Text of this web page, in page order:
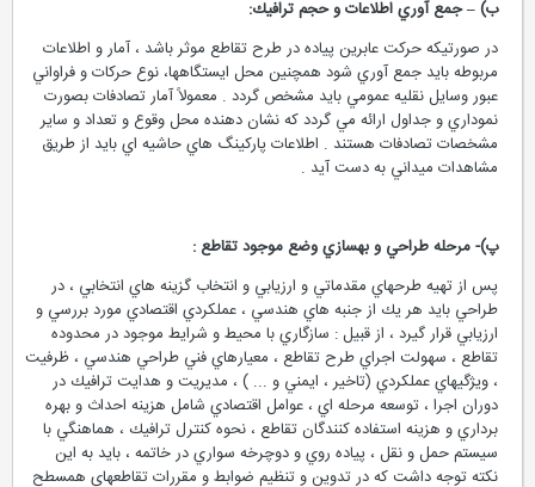
ب) – جمع آوري اطلاعات و حجم ترافيك:
در صورتيكه حركت عابرين پياده در طرح تقاطع موثر باشد ، آمار و اطلاعات
مربوطه بايد جمع آوري شود همچنين محل ايستگاهها، نوع حركات و فراواني
عبور وسايل نقليه عمومي بايد مشخص گردد . معمولاً آمار تصادفات بصورت
نموداري و جداول ارائه مي گردد كه نشان دهنده محل وقوع و تعداد و ساير
مشخصات تصادفات هستند . اطلاعات پاركينگ هاي حاشيه اي بايد از طريق
مشاهدات ميداني به دست آيد .
پ)- مرحله طراحي و بهسازي وضع موجود تقاطع :
پس از تهيه طرحهاي مقدماتي و ارزيابي و انتخاب گزينه هاي انتخابي ، در
طراحي بايد هر يك از جنبه هاي هندسي ، عملكردي اقتصادي مورد بررسي و
ارزيابي قرار گيرد ، از قبيل : سازگاري با محيط و شرايط موجود در محدوده
تقاطع ، سهولت اجراي طرح تقاطع ، معيارهاي فني طراحي هندسي ، ظرفيت
، ويژگيهاي عملكردي (تاخير ، ايمني و ... ) ، مديريت و هدايت ترافيك در
دوران اجرا ، توسعه مرحله اي ، عوامل اقتصادي شامل هزينه احداث و بهره
برداري و هزينه استفاده كنندگان تقاطع ، نحوه كنترل ترافيك ، هماهنگي با
سيستم حمل و نقل ، پياده روي و دوچرخه سواري در خاتمه ، بايد به اين
نكته توجه داشت كه در تدوين و تنظيم ضوابط و مقررات تقاطعهاي همسطح